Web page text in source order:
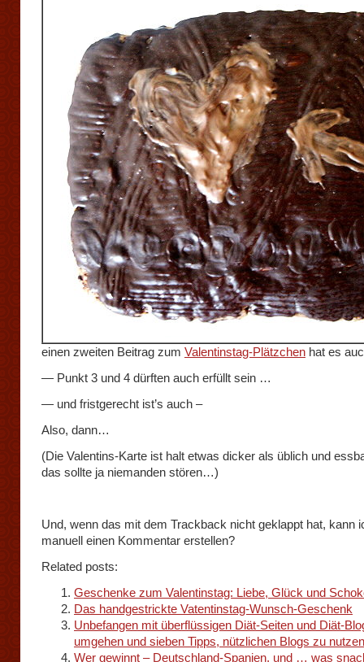
einen zweiten Beitrag zum Valentinstag-Plätzchen hat es
— Punkt 3 und 4 dürften auch erfüllt sein …
— und fristgerecht ist’s auch –
Also, dann…
(Die Valentins-Karte ist halt etwas dicker als üblich und
das sollte ja niemanden stören…)
Und, wenn das mit dem Trackback nicht geklappt hat, kann
manuell einen Kommentar erstellen?
Related posts:
Geschenke zum Valentinstag: Liebe, Glück und
Das handgestrickte Vatentinstag-Wunsch-Geschenk
Unbefangen mit überflüssigen Diät-Seiten und Diät-
umgehen und sieben Tipps, nützlichen Blogs zu nutzen
Wer gewinnt – Deutschland-Spanien, und … was